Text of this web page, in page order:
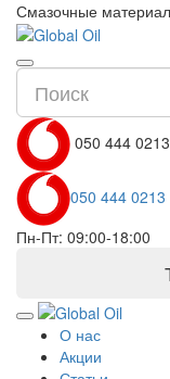
Смазочные
050 444 0213
050 444 0213
Пн-Пт: 09:00-18:00
О нас
Акции